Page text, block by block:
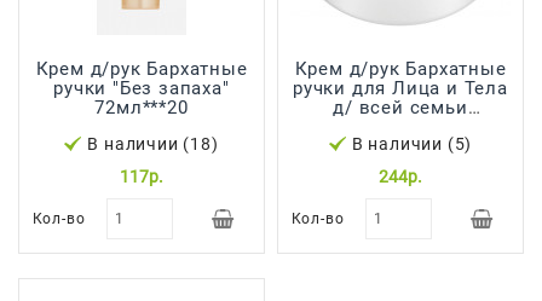
Крем д/рук Бархатные
ручки "Без запаха"
72мл***20
В наличии (18)
117р.
Кол-во
Крем д/рук Бархатные
ручки для Лица и Тела
д/ всей семьи
В наличии (5)
244р.
Кол-во